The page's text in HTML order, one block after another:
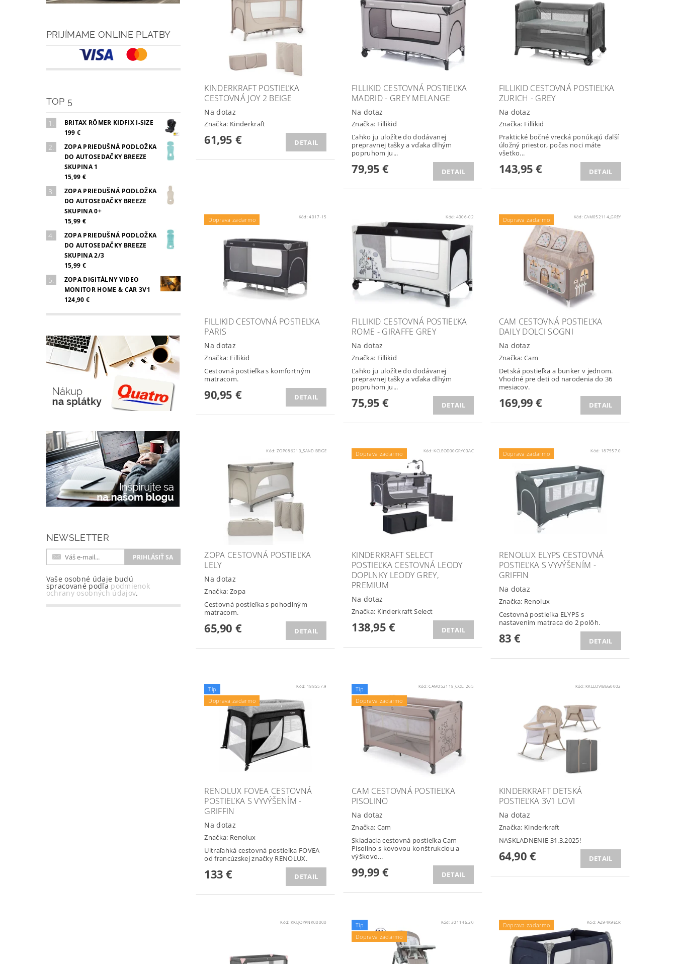
PRIJÍMAME ONLINE PLATBY
TOP 5
BRITAX RÖMER KIDFIX I-SIZE
199 €
ZOPA PRIEDUŠNÁ PODLOŽKA
DO AUTOSEDAČKY BREEZE
SKUPINA 1
15,99 €
ZOPA PRIEDUŠNÁ PODLOŽKA
DO AUTOSEDAČKY BREEZE
SKUPINA 0+
15,99 €
ZOPA PRIEDUŠNÁ PODLOŽKA
DO AUTOSEDAČKY BREEZE
SKUPINA 2/3
15,99 €
ZOPA DIGITÁLNY VIDEO
MONITOR HOME & CAR 3V1
124,90 €
NEWSLETTER
Vaše osobné údaje budú
spracované podľa podmienok
ochrany osobných údajov.
KINDERKRAFT POSTIEĽKA
CESTOVNÁ JOY 2 BEIGE
Na dotaz
Značka: Kinderkraft
61,95 € DETAIL
FILLIKID CESTOVNÁ POSTIEĽKA
MADRID - GREY MELANGE
Na dotaz
Značka: Fillikid
Ľahko ju uložíte do dodávanej
prepravnej tašky a vďaka dlhým
popruhom ju...
79,95 € DETAIL
FILLIKID CESTOVNÁ POSTIEĽKA
ZURICH - GREY
Na dotaz
Značka: Fillikid
Praktické bočné vrecká ponúkajú ďalší
úložný priestor, počas noci máte
všetko...
143,95 € DETAIL
Doprava zadarmo Kód:4017-15
FILLIKID CESTOVNÁ POSTIEĽKA
PARIS
Na dotaz
Značka: Fillikid
Cestovná postieľka s komfortným
matracom.
90,95 € DETAIL
Kód: 4006-02
FILLIKID CESTOVNÁ POSTIEĽKA
ROME - GIRAFFE GREY
Na dotaz
Značka: Fillikid
Ľahko ju uložíte do dodávanej
prepravnej tašky a vďaka dlhým
popruhom ju...
75,95 € DETAIL
Doprava zadarmo Kód:CAM052114_GREY
CAM CESTOVNÁ POSTIEĽKA
DAILY DOLCI SOGNI
Na dotaz
Značka:Cam
Detská postieľka a bunker v jednom.
Vhodné pre deti od narodenia do 36
mesiacov.
169,99 € DETAIL
Kód:ZOP086210_SAND BEIGE
ZOPA CESTOVNÁ POSTIEĽKA
LELY
Na dotaz
Značka: Zopa
Cestovná postieľka s pohodlným
matracom.
65,90 € DETAIL
Doprava zadarmo Kód:KCLEOD00GRY00AC
KINDERKRAFT SELECT
POSTIEĽKA CESTOVNÁ LEODY
DOPLNKY LEODY GREY,
PREMIUM
Na dotaz
Značka: Kinderkraft Select
138,95 € DETAIL
Doprava zadarmo Kód: 187557.0
RENOLUX ELYPS CESTOVNÁ
POSTIEĽKA S VYVÝŠENÍM -
GRIFFIN
Na dotaz
Značka: Renolux
Cestovná postieľka ELYPS s
nastavením matraca do 2 polôh.
83 € DETAIL
Tip
Doprava zadarmo
Kód: 188557.9
RENOLUX FOVEA CESTOVNÁ
POSTIEĽKA S VYVÝŠENÍM -
GRIFFIN
Na dotaz
Značka: Renolux
Ultraľahká cestovná postieľka FOVEA
od francúzskej značky RENOLUX.
133 € DETAIL
Tip
Doprava zadarmo
Kód:CAM052118_COL. 265
CAM CESTOVNÁ POSTIEĽKA
PISOLINO
Na dotaz
Značka: Cam
Skladacia cestovná postieľka Cam
Pisolino s kovovou konštrukciou a
výškovo...
99,99 € DETAIL
Kód:KKLLOVIBEG0002
KINDERKRAFT DETSKÁ
POSTIEĽKA 3V1 LOVI
Na dotaz
Značka: Kinderkraft
NASKLADNENIE 31.3.2025!
64,90 € DETAIL
Kód: KKLJOYPNK00000
Tip
Doprava zadarmo
Kód:301146.20 Doprava zadarmo Kód: AZ94K9ECR